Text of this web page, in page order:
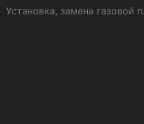
Установка, замена газовой